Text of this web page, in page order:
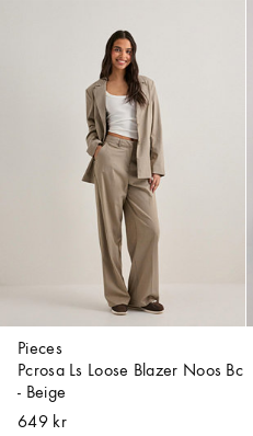
Pieces
Pcrosa Ls Loose Blazer Noos Bc
- Beige
649 kr